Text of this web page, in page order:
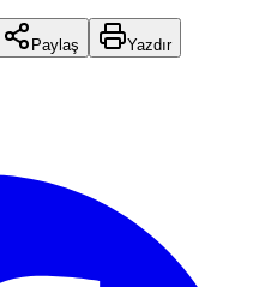
Paylaş Yazdır